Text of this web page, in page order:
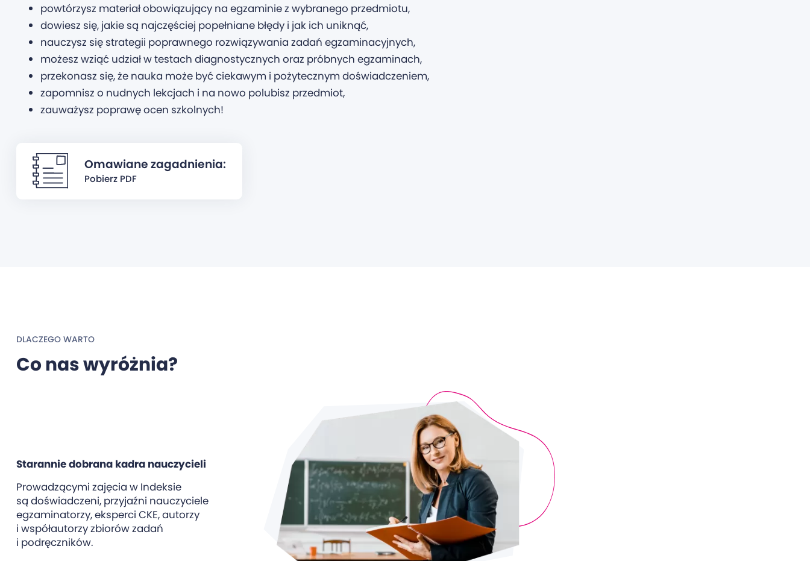
powtórzysz materiał obowiązujący na egzaminie z wybranego przedmiotu,
dowiesz się, jakie są najczęściej popełniane błędy i jak ich uniknąć,
nauczysz się strategii poprawnego rozwiązywania zadań egzaminacyjnych,
możesz wziąć udział w testach diagnostycznych oraz próbnych egzaminach,
przekonasz się, że nauka może być ciekawym i pożytecznym doświadczeniem,
zapomnisz o nudnych lekcjach i na nowo polubisz przedmiot,
zauważysz poprawę ocen szkolnych!
Omawiane zagadnienia:
Pobierz PDF
DLACZEGO WARTO
Co nas wyróżnia?
Starannie dobrana kadra nauczycieli
Prowadzącymi zajęcia w Indeksie
są doświadczeni, przyjaźni nauczyciele
egzaminatorzy, eksperci CKE, autorzy
i współautorzy zbiorów zadań
i podręczników.